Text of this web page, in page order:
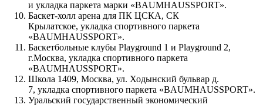
и укладка паркета марки «BAUMHAUSSPORT».
Баскет-холл арена для ПК ЦСКА, СК
Крылатское, укладка спортивного паркета
«BAUMHAUSSPORT».
Баскетбольные клубы Playground 1 и Playground 2,
г.Москва, укладка спортивного паркета
«BAUMHAUSSPORT».
Школа 1409, Москва, ул. Ходынский бульвар д.
7, укладка спортивного паркета «BAUMHAUSSPORT».
Уральский государственный экономический